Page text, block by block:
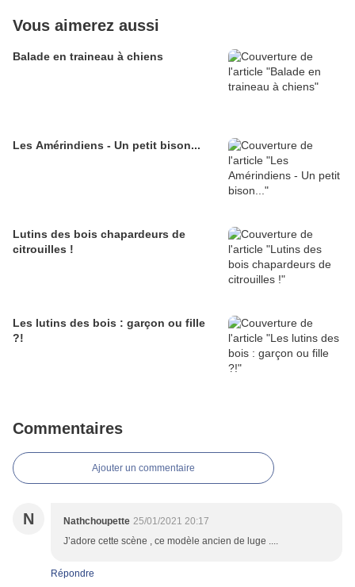
Vous aimerez aussi
Balade en traineau à chiens
Les Amérindiens - Un petit bison...
Lutins des bois chapardeurs de
citrouilles !
Les lutins des bois : garçon ou fille
?!
Commentaires
Ajouter un commentaire
N Nathchoupette 25/01/2021 20:17
J’adore cette scène , ce modèle ancien de luge ....
Répondre